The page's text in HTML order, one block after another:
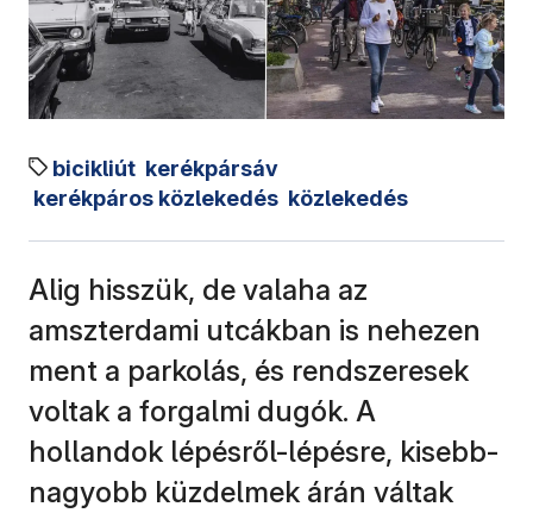
bicikliút kerékpársáv
kerékpáros közlekedés közlekedés
Alig hisszük, de valaha az
amszterdami utcákban is nehezen
ment a parkolás, és rendszeresek
voltak a forgalmi dugók. A
hollandok lépésről-lépésre, kisebb-
nagyobb küzdelmek árán váltak